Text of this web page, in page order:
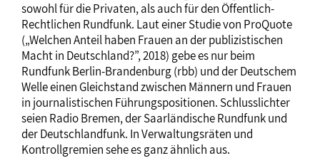
sowohl für die Privaten, als auch für den Öffentlich-
Rechtlichen Rundfunk. Laut einer Studie von ProQuote
(„Welchen Anteil haben Frauen an der publizistischen
Macht in Deutschland?”, 2018) gebe es nur beim
Rundfunk Berlin-Brandenburg (rbb) und der Deutschem
Welle einen Gleichstand zwischen Männern und Frauen
in journalistischen Führungspositionen. Schlusslichter
seien Radio Bremen, der Saarländische Rundfunk und
der Deutschlandfunk. In Verwaltungsräten und
Kontrollgremien sehe es ganz ähnlich aus.